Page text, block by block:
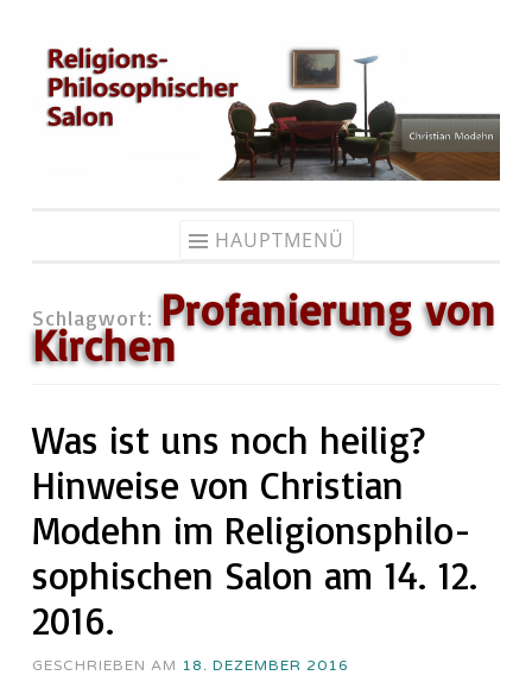
Zum
Inhalt
springen
HAUPTMENÜ
Schlagwort: Profanierung von
Kirchen
Was ist uns noch heilig?
Hinweise von Christian
Modehn im Re­li­gi­ons­phi­lo­
so­phi­sch­en Salon am 14. 12.
2016.
GESCHRIEBEN AM 18. DEZEMBER 2016